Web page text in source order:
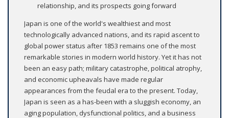
relationship, and its prospects going forward
Japan is one of the world's wealthiest and most
technologically advanced nations, and its rapid ascent to
global power status after 1853 remains one of the most
remarkable stories in modern world history. Yet it has not
been an easy path; military catastrophe, political atrophy,
and economic upheavals have made regular
appearances from the feudal era to the present. Today,
Japan is seen as a has-been with a sluggish economy, an
aging population, dysfunctional politics, and a business